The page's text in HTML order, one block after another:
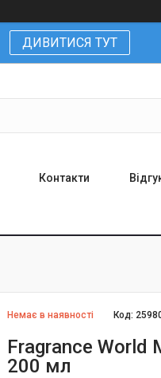
ДИВИТИСЯ ТУТ
Контакти
Немає в наявності Код:
Fragrance World
200 мл